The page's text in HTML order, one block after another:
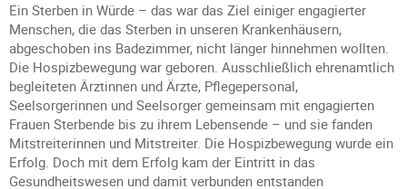
Ein Sterben in Würde – das war das Ziel einiger engagierter
Menschen, die das Sterben in unseren Krankenhäusern,
abgeschoben ins Badezimmer, nicht länger hinnehmen wollten.
Die Hospizbewegung war geboren. Ausschließlich ehrenamtlich
begleiteten Ärztinnen und Ärzte, Pflegepersonal,
Seelsorgerinnen und Seelsorger gemeinsam mit engagierten
Frauen Sterbende bis zu ihrem Lebensende – und sie fanden
Mitstreiterinnen und Mitstreiter. Die Hospizbewegung wurde ein
Erfolg. Doch mit dem Erfolg kam der Eintritt in das
Gesundheitswesen und damit verbunden entstanden